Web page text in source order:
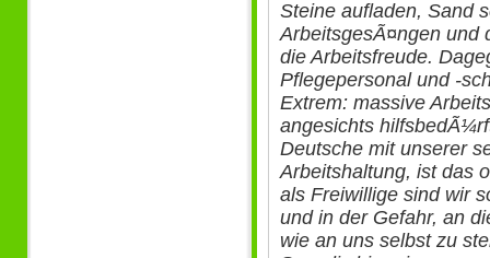
Steine aufladen, Sand
ArbeitsgesÃ¤ngen und
die Arbeitsfreude.
Pflegepersonal und -
Extrem: massive
angesichts
Deutsche mit unserer
Arbeitshaltung, ist das
als Freiwillige sind wir
und in der Gefahr, an
wie an uns selbst zu